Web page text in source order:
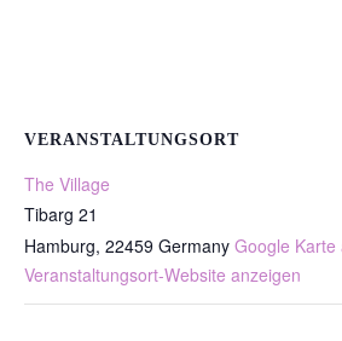
VERANSTALTUNGSORT
The Village
Tibarg 21
Hamburg, 22459 Germany Google Karte
Veranstaltungsort-Website anzeigen